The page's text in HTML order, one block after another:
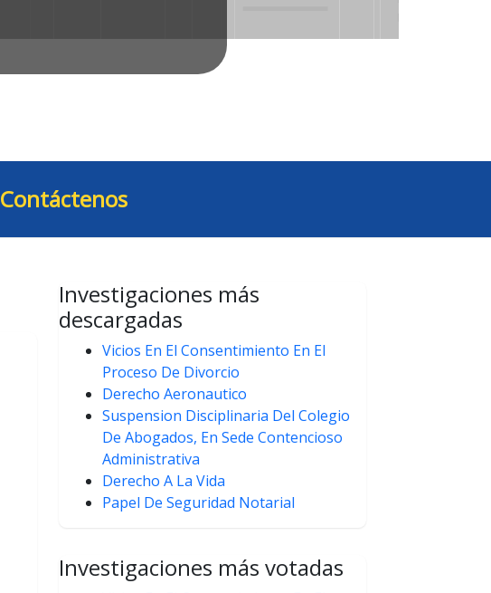
Contáctenos
Investigaciones más
descargadas
Vicios En El Consentimiento En El
Proceso De Divorcio
Derecho Aeronautico
Suspension Disciplinaria Del Colegio
De Abogados, En Sede Contencioso
Administrativa
Derecho A La Vida
Papel De Seguridad Notarial
Investigaciones más votadas